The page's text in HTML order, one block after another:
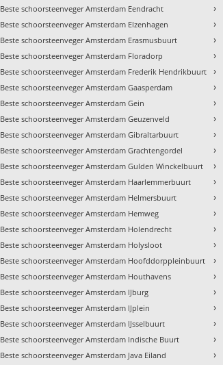
Beste schoorsteenveger Amsterdam Eendracht
Beste schoorsteenveger Amsterdam Elzenhagen
Beste schoorsteenveger Amsterdam Erasmusbuurt
Beste schoorsteenveger Amsterdam Floradorp
Beste schoorsteenveger Amsterdam Frederik Hendrikbuurt
Beste schoorsteenveger Amsterdam Gaasperdam
Beste schoorsteenveger Amsterdam Gein
Beste schoorsteenveger Amsterdam Geuzenveld
Beste schoorsteenveger Amsterdam Gibraltarbuurt
Beste schoorsteenveger Amsterdam Grachtengordel
Beste schoorsteenveger Amsterdam Gulden Winckelbuurt
Beste schoorsteenveger Amsterdam Haarlemmerbuurt
Beste schoorsteenveger Amsterdam Helmersbuurt
Beste schoorsteenveger Amsterdam Hemweg
Beste schoorsteenveger Amsterdam Holendrecht
Beste schoorsteenveger Amsterdam Holysloot
Beste schoorsteenveger Amsterdam Hoofddorppleinbuurt
Beste schoorsteenveger Amsterdam Houthavens
Beste schoorsteenveger Amsterdam IJburg
Beste schoorsteenveger Amsterdam IJplein
Beste schoorsteenveger Amsterdam IJsselbuurt
Beste schoorsteenveger Amsterdam Indische Buurt
Beste schoorsteenveger Amsterdam Java Eiland
›
›
›
›
›
›
›
›
›
›
›
›
›
›
›
›
›
›
›
›
›
›
›